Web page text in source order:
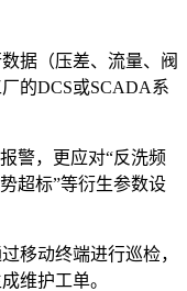
据（压差、流量、阀
的DCS或SCADA系
警，更应对“反洗频
超标”等衍生参数设
移动终端进行巡检，
维护工单。